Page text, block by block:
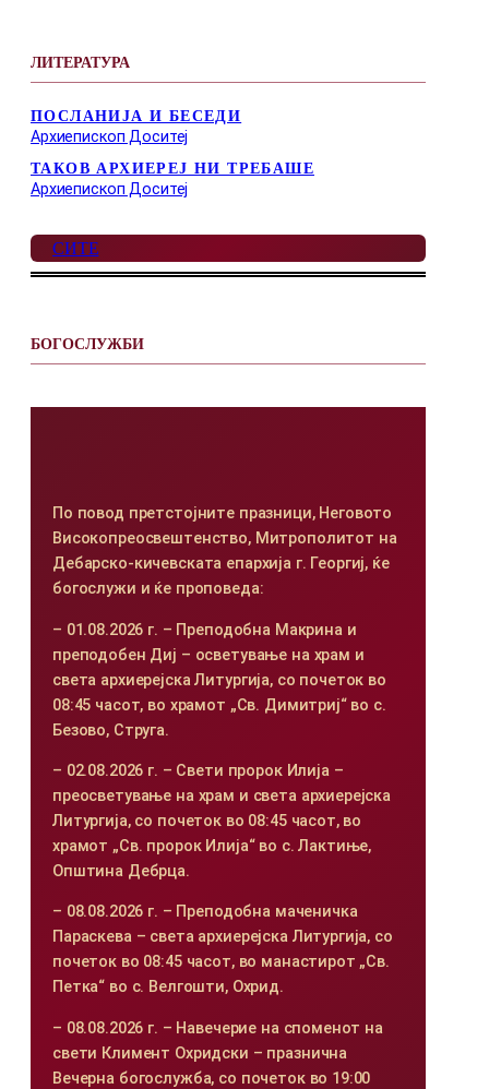
ЛИТЕРАТУРА
ПОСЛАНИЈА И БЕСЕДИ
Архиепископ Доситеј
ТАКОВ АРХИЕРЕЈ НИ ТРЕБАШЕ
Архиепископ Доситеј
СИТЕ
БОГОСЛУЖБИ
По повод претстојните празници, Неговото
Високопреосвештенство, Митрополитот на
Дебарско-кичевската епархија г. Георгиј, ќе
богослужи и ќе проповеда:
– 01.08.2026 г. – Преподобна Макрина и
преподобен Диј – осветување на храм и
света архиерејска Литургија, со почеток во
08:45 часот, во храмот „Св. Димитриј“ во с.
Безово, Струга.
– 02.08.2026 г. – Свети пророк Илија –
преосветување на храм и света архиерејска
Литургија, со почеток во 08:45 часот, во
храмот „Св. пророк Илија“ во с. Лактиње,
Општина Дебрца.
– 08.08.2026 г. – Преподобна маченичка
Параскева – света архиерејска Литургија, со
почеток во 08:45 часот, во манастирот „Св.
Петка“ во с. Велгошти, Охрид.
– 08.08.2026 г. – Навечерие на споменот на
свети Климент Охридски – празнична
Вечерна богослужба, со почеток во 19:00